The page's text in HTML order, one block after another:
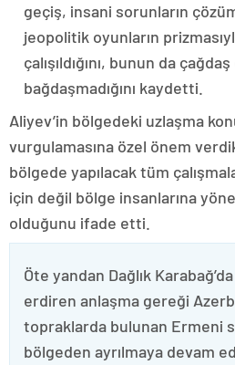
geçiş, insani sorunların
jeopolitik oyunların
çalışıldığını, bunun da
bağdaşmadığını kaydetti.
Aliyev’in bölgedeki uzlaşma
vurgulamasına özel önem
bölgede yapılacak tüm
için değil bölge insanlarına
olduğunu ifade etti.
Öte yandan Dağlık
erdiren anlaşma gereği
topraklarda bulunan Ermeni
bölgeden ayrılmaya devam